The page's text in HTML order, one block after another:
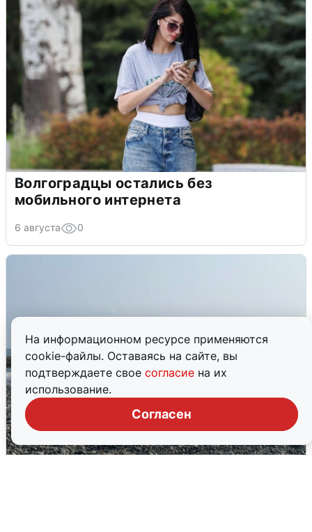
На информационном ресурсе применяются
cookie-файлы. Оставаясь на сайте, вы
подтверждаете свое согласие на их
использование.
Согласен
Волгоградцы остались без
мобильного интернета
6 августа 0